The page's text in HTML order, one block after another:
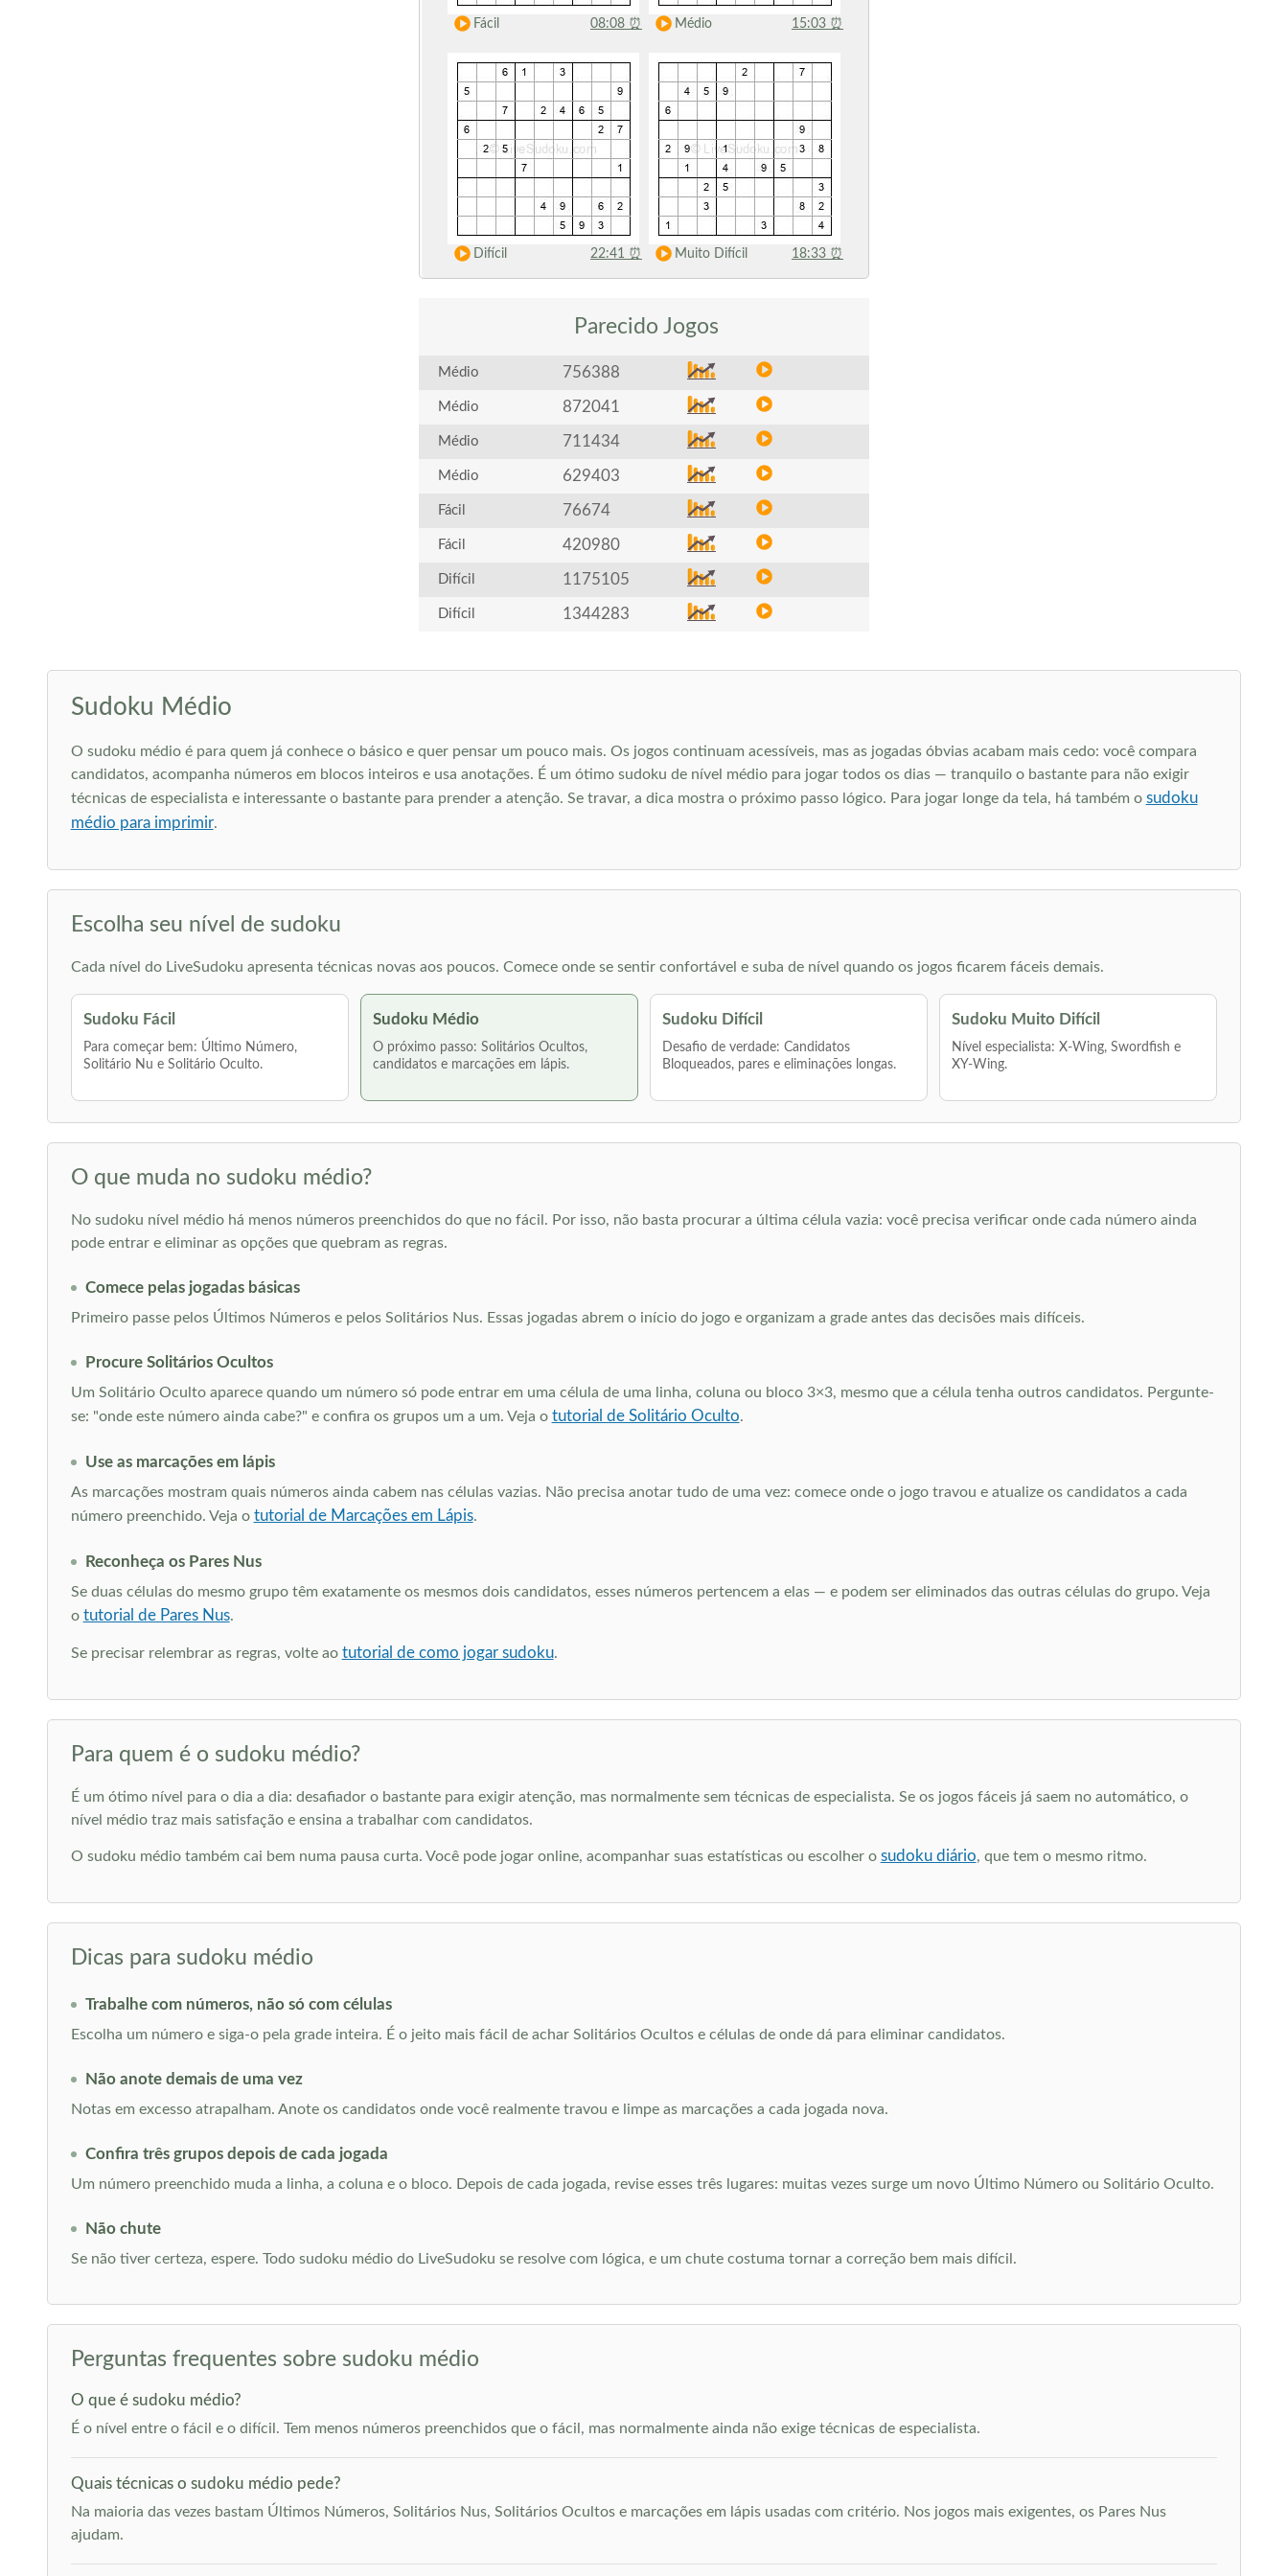
Fácil 08:08 ⏰ Médio 15:03 ⏰
Difícil 22:41 ⏰ Muito Difícil 18:33 ⏰
ParecidoJogos
Médio 756388
Médio 872041
Médio 711434
Médio 629403
Fácil 76674
Fácil 420980
Difícil 1175105
Difícil 1344283
Sudoku Médio
O sudoku médio é para quem já conhece o básico e quer pensar um pouco mais. Os jogos continuam acessíveis, mas as jogadas óbvias acabam mais cedo: você compara
candidatos, acompanha números em blocos inteiros e usa anotações. É um ótimo sudoku de nível médio para jogar todos os dias — tranquilo o bastante para não exigir
técnicas de especialista e interessante o bastante para prender a atenção. Se travar, a dica mostra o próximo passo lógico. Para jogar longe da tela, há também o sudoku
médio para imprimir.
Escolha seu nível de sudoku
Cada nível do LiveSudoku apresenta técnicas novas aos poucos. Comece onde se sentir confortável e suba de nível quando os jogos ficarem fáceis demais.
Sudoku Fácil
Para começar bem: Último Número,
Solitário Nu e Solitário Oculto.
Sudoku Médio
O próximo passo: Solitários Ocultos,
candidatos e marcações em lápis.
Sudoku Difícil
Desafio de verdade: Candidatos
Bloqueados, pares e eliminações longas.
Sudoku Muito Difícil
Nível especialista: X-Wing, Swordfish e
XY-Wing.
O que muda no sudoku médio?
No sudoku nível médio há menos números preenchidos do que no fácil. Por isso, não basta procurar a última célula vazia: você precisa verificar onde cada número ainda
pode entrar e eliminar as opções que quebram as regras.
Comece pelas jogadas básicas
Primeiro passe pelos Últimos Números e pelos Solitários Nus. Essas jogadas abrem o início do jogo e organizam a grade antes das decisões mais difíceis.
Procure Solitários Ocultos
Um Solitário Oculto aparece quando um número só pode entrar em uma célula de uma linha, coluna ou bloco 3×3, mesmo que a célula tenha outros candidatos. Pergunte-
se: "onde este número ainda cabe?" e confira os grupos um a um. Veja o tutorial de Solitário Oculto.
Use as marcações em lápis
As marcações mostram quais números ainda cabem nas células vazias. Não precisa anotar tudo de uma vez: comece onde o jogo travou e atualize os candidatos a cada
número preenchido. Veja o tutorial de Marcações em Lápis.
Reconheça os Pares Nus
Se duas células do mesmo grupo têm exatamente os mesmos dois candidatos, esses números pertencem a elas — e podem ser eliminados das outras células do grupo. Veja
o tutorial de Pares Nus.
Se precisar relembrar as regras, volte ao tutorial de como jogar sudoku.
Para quem é o sudoku médio?
É um ótimo nível para o dia a dia: desafiador o bastante para exigir atenção, mas normalmente sem técnicas de especialista. Se os jogos fáceis já saem no automático, o
nível médio traz mais satisfação e ensina a trabalhar com candidatos.
O sudoku médio também cai bem numa pausa curta. Você pode jogar online, acompanhar suas estatísticas ou escolher o sudoku diário, que tem o mesmo ritmo.
Dicas para sudoku médio
Trabalhe com números, não só com células
Escolha um número e siga-o pela grade inteira. É o jeito mais fácil de achar Solitários Ocultos e células de onde dá para eliminar candidatos.
Não anote demais de uma vez
Notas em excesso atrapalham. Anote os candidatos onde você realmente travou e limpe as marcações a cada jogada nova.
Confira três grupos depois de cada jogada
Um número preenchido muda a linha, a coluna e o bloco. Depois de cada jogada, revise esses três lugares: muitas vezes surge um novo Último Número ou Solitário Oculto.
Não chute
Se não tiver certeza, espere. Todo sudoku médio do LiveSudoku se resolve com lógica, e um chute costuma tornar a correção bem mais difícil.
Perguntas frequentes sobre sudoku médio
O que é sudoku médio?
É o nível entre o fácil e o difícil. Tem menos números preenchidos que o fácil, mas normalmente ainda não exige técnicas de especialista.
Quais técnicas o sudoku médio pede?
Na maioria das vezes bastam Últimos Números, Solitários Nus, Solitários Ocultos e marcações em lápis usadas com critério. Nos jogos mais exigentes, os Pares Nus
ajudam.